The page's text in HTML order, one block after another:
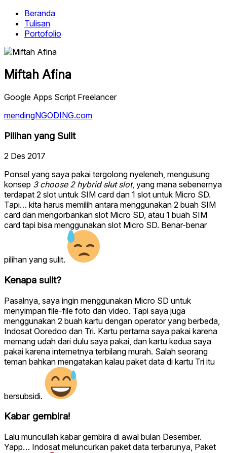
Beranda
Tulisan
Portofolio
Miftah Afina
Google Apps Script Freelancer
mendingNGODING.com
Pilihan yang Sulit
2 Des 2017
Ponsel yang saya pakai tergolong nyeleneh, mengusung
konsep 3 choose 2 hybridslutslot, yang mana sebenernya
terdapat 2 slot untuk SIM card dan 1 slot untuk Micro SD.
Tapi… kita harus memilih antara menggunakan 2 buah SIM
card dan mengorbankan slot Micro SD, atau 1 buah SIM
card tapi bisa menggunakan slot Micro SD. Benar-benar
pilihan yang sulit.
Kenapa sulit?
Pasalnya, saya ingin menggunakan Micro SD untuk
menyimpan file-file foto dan video. Tapi saya juga
menggunakan 2 buah kartu dengan operator yang berbeda,
Indosat Ooredoo dan Tri. Kartu pertama saya pakai karena
memang udah dari dulu saya pakai, dan kartu kedua saya
pakai karena internetnya terbilang murah. Salah seorang
teman bahkan mengatakan kalau paket data di kartu Tri itu
bersubsidi.
Kabar gembira!
Lalu muncullah kabar gembira di awal bulan Desember.
Yapp… Indosat meluncurkan paket data terbarunya, Paket